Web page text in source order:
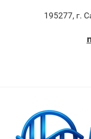
195277, г.